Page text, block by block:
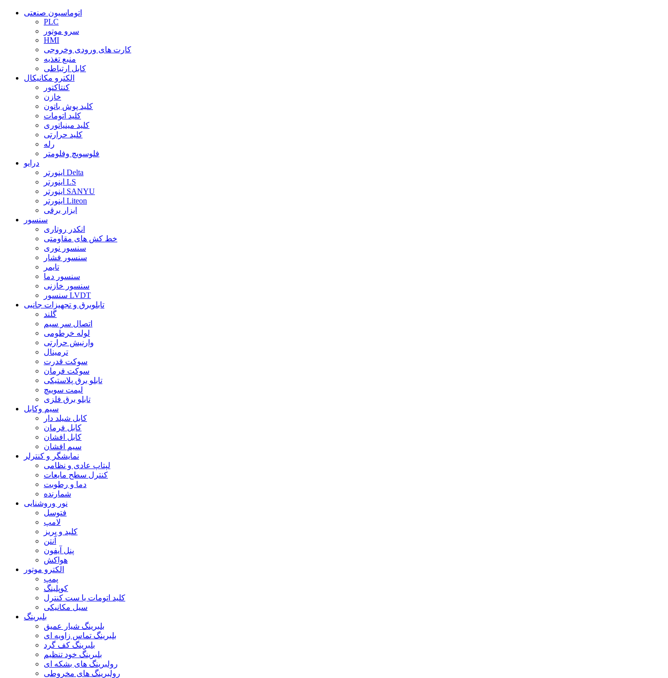
اتوماسیون صنعتی
PLC
سرو موتور
HMI
کارت های ورودی وخروجی
منبع تغذیه
کابل ارتباطی
الکترو مکانیکال
کنتاکتور
خازن
کلید پوش باتون
کلید اتومات
کلید مینیاتوری
کلید حرارتی
رله
فلوسویچ وفلومتر
درایو
اینورتر Delta
اینورتر LS
اینورتر SANYU
اینورتر Liteon
ابزار برقی
سنسور
انکدر روتاری
خط کش های مقاومتی
سنسور نوری
سنسور فشار
تایمر
سنسور دما
سنسور خازنی
سنسور LVDT
تابلوبرق و تجهیزات جانبی
گلند
اتصال سر سیم
لوله خرطومی
وارنیش حرارتی
ترمینال
سوکت قدرت
سوکت فرمان
تابلو برق پلاستیکی
لیمت سوییچ
تابلو برق فلزی
سیم وکابل
کابل شیلد دار
کابل فرمان
کابل افشان
سیم افشان
نمایشگر و کنترلر
لپتاپ عادی و نظامی
کنترل سطح مایعات
دما و رطوبت
شمارنده
نور وروشنایی
فتوسل
لامپ
کلید و پریز
آنتن
پنل آیفون
هواکش
الکترو موتور
پمپ
کوپلینگ
کلید اتومات یا ست کنترل
سیل مکانیکی
بلبرینگ
بلبرینگ شیار عمیق
بلبرینگ تماس زاویه ای
بلبرینگ کف گرد
بلبرینگ خود تنظیم
رولبرینگ های بشکه ای
رولبرینگ های مخروطی